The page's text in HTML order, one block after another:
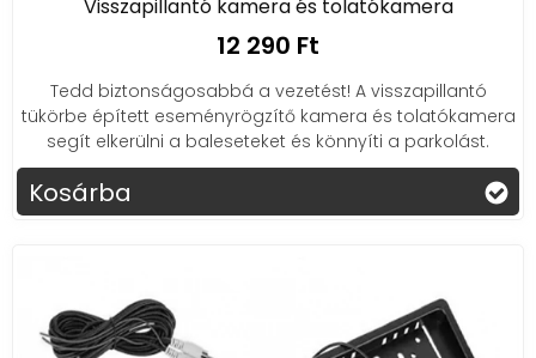
Visszapillantó kamera és tolatókamera
12 290 Ft
Tedd biztonságosabbá a vezetést! A visszapillantó
tükörbe épített eseményrögzítő kamera és tolatókamera
segít elkerülni a baleseteket és könnyíti a parkolást.
Kosárba